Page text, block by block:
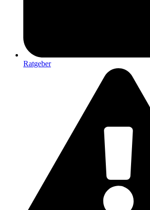
Ratgeber